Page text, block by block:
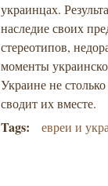
украинцах.
наследие своих
стереотипов,
моменты
Украине не
сводит их вместе.
Tags: евреи и